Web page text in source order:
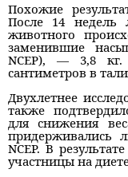
Похожие
После 14 недель
животного
заменившие
NCEP), — 3,8 кг.
сантиметров в
Двухлетнее
также
для снижения
придерживались
NCEP. В
участницы на